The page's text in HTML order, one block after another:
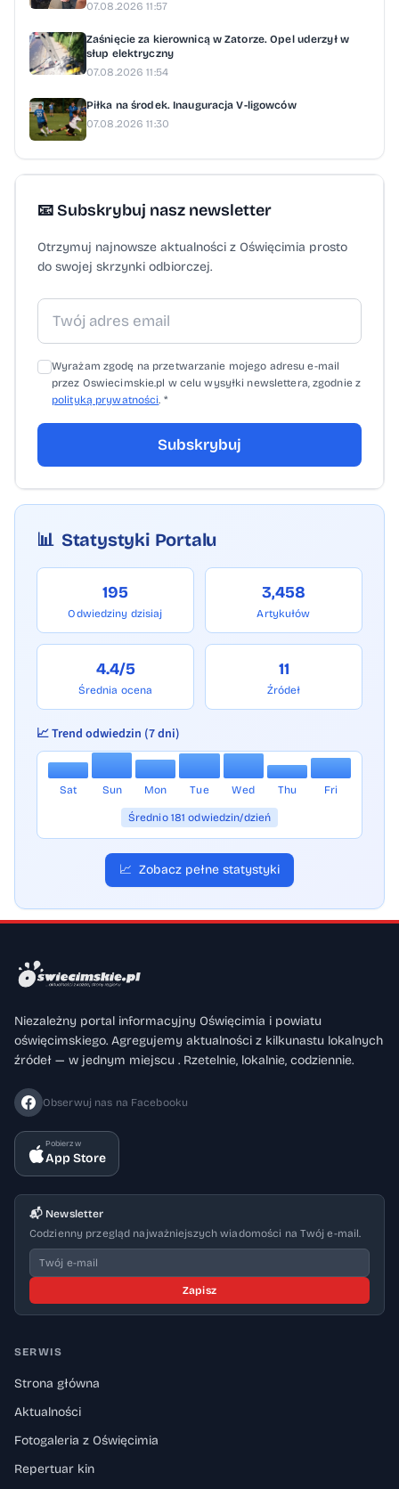
07.08.2026 11:57
Zaśnięcie za kierownicą w Zatorze. Opel uderzył w
słup elektryczny
07.08.2026 11:54
Piłka na środek. Inauguracja V-ligowców
07.08.2026 11:30
📧 Subskrybuj nasz newsletter
Otrzymuj najnowsze aktualności z Oświęcimia prosto
do swojej skrzynki odbiorczej.
Wyrażam zgodę na przetwarzanie mojego adresu e-mail
przez Oswiecimskie.pl w celu wysyłki newslettera, zgodnie z
polityką prywatności . *
Subskrybuj
📊 Statystyki Portalu
195
Odwiedziny dzisiaj
3,458
Artykułów
4.4/5
Średnia ocena
11
Źródeł
📈 Trend odwiedzin (7 dni)
Sat Sun Mon Tue Wed Thu Fri
Średnio 181 odwiedzin/dzień
📈 Zobacz pełne statystyki
Niezależny portal informacyjny Oświęcimia i powiatu
oświęcimskiego. Agregujemy aktualności z kilkunastu lokalnych
źródeł — w jednym miejscu . Rzetelnie, lokalnie, codziennie.
Obserwuj nas na Facebooku
Pobierz w
App Store
📬 Newsletter
Codzienny przegląd najważniejszych wiadomości na Twój e-mail.
Zapisz
SERWIS
Strona główna
Aktualności
Fotogaleria z Oświęcimia
Repertuar kin